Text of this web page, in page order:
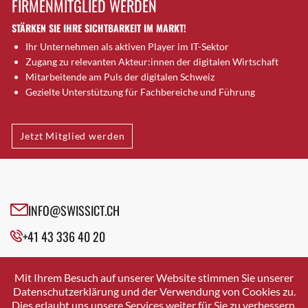
Brütten
Bubendorf
Bubikon
Buchs (SG)
Burgdorf
Bülach
Cazis
Cham
Davos Platz
Davos Platz 1
Dietikon
Dietlikon
FIRMENMITGLIED WERDEN
STÄRKEN SIE IHRE SICHTBARKEIT IM MARKT!
Ihr Unternehmen als aktiven Player im IT-Sektor
Zugang zu relevanten Akteur:innen der digitalen Wirtschaft
Mitarbeitende am Puls der digitalen Schweiz
Gezielte Unterstützung für Fachbereiche und Führung
Jetzt Mitglied werden
INFO@SWISSICT.CH
+41 43 336 40 20
SWISSICT
VULKANSTRASSE 120
8048 ZURICH
Mit Ihrem Besuch auf unserer Website stimmen Sie unserer
Datenschutzerklärung und der Verwendung von Cookies zu.
Dies erlaubt uns unsere Services weiter für Sie zu verbessern.